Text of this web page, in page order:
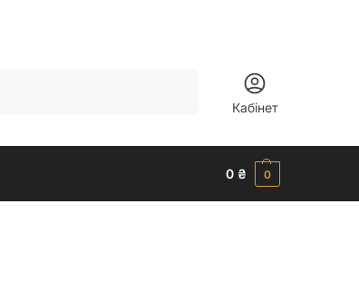
Кабінет
0 ₴ 0